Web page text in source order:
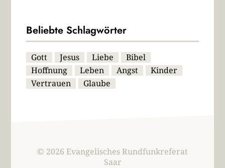
Beliebte Schlagwörter
Gott Jesus Liebe
Bibel
Hoffnung
Leben Angst
Kinder
Vertrauen
Glaube
© 2026 Evangelisches Rundfunkreferat
Saar